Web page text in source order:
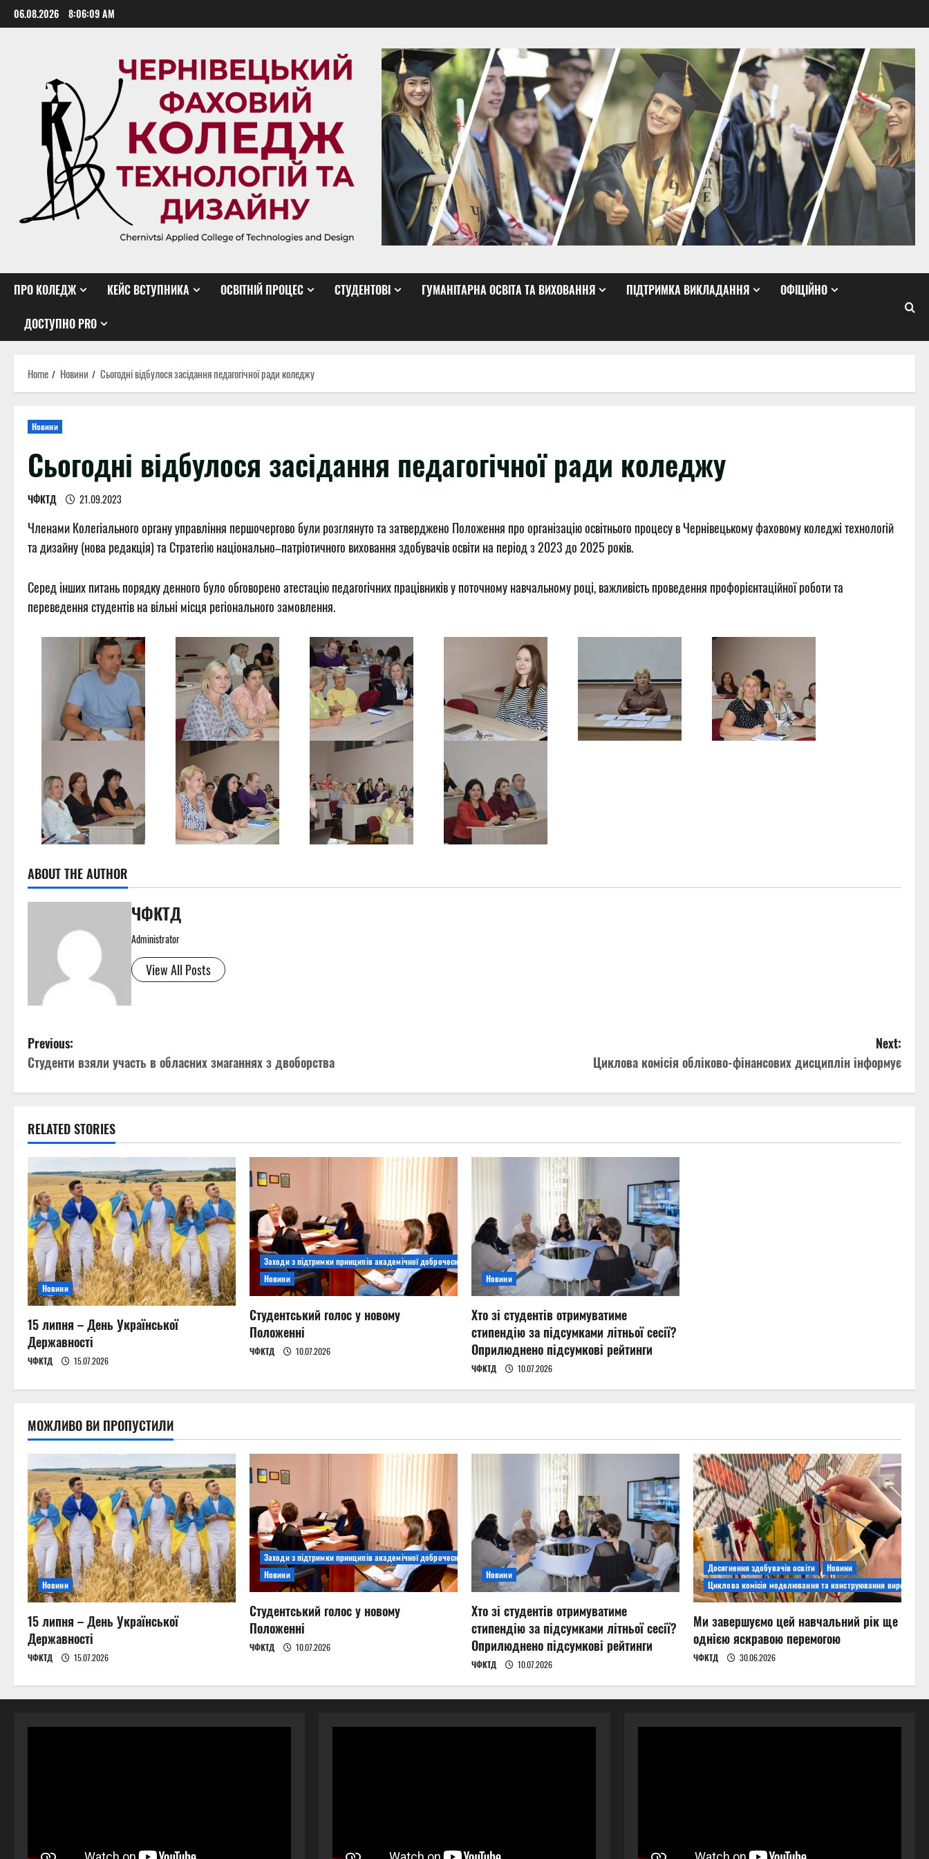
Skip
to
06.08.2026 8:06:10 AM
ПРО КОЛЕДЖ КЕЙС ВСТУПНИКА ОСВІТНІЙ ПРОЦЕС СТУДЕНТОВІ ГУМАНІТАРНА ОСВІТА ТА ВИХОВАННЯ ПІДТРИМКА ВИКЛАДАННЯ ОФІЦІЙНО
ДОСТУПНО PRO
Home Новини Сьогодні відбулося засідання педагогічної ради коледжу
Новини
Сьогодні відбулося засідання педагогічної ради коледжу
ЧФКТД 21.09.2023
Членами Колегіального органу управління першочергово були розглянуто та затверджено Положення про організацію освітнього процесу в Чернівецькому фаховому коледжі технологій
та дизайну (нова редакція) та Стратегію національно–патріотичного виховання здобувачів освіти на період з 2023 до 2025 років.
Серед інших питань порядку денного було обговорено атестацію педагогічних працівників у поточному навчальному році, важливість проведення профорієнтаційної роботи та
переведення студентів на вільні місця регіонального замовлення.
ABOUT THE AUTHOR
ЧФКТД
Administrator
View All Posts
P
o
t
n
a
v
i
g
a
t
i
o
n
Previous:
Студенти взяли участь в обласних змаганнях з двоборства
Next:
Циклова комісія обліково-фінансових дисциплін інформує
RELATED STORIES
Новини
15 липня – День Української
Державності
ЧФКТД 15.07.2026
Заходи з підтримки принципів академічної доброчесності
Новини
Студентський голос у новому
Положенні
ЧФКТД 10.07.2026
Новини
Хто зі студентів отримуватиме
стипендію за підсумками літньої сесії?
Оприлюднено підсумкові рейтинги
ЧФКТД 10.07.2026
МОЖЛИВО ВИ ПРОПУСТИЛИ
Новини
15 липня – День Української
Державності
ЧФКТД 15.07.2026
Заходи з підтримки принципів академічної доброчесності
Новини
Студентський голос у новому
Положенні
ЧФКТД 10.07.2026
Новини
Хто зі студентів отримуватиме
стипендію за підсумками літньої сесії?
Оприлюднено підсумкові рейтинги
ЧФКТД 10.07.2026
Досягнення здобувачів освіти
Новини
Циклова комісія моделювання та конструювання виробів
Ми завершуємо цей навчальний рік ще
однією яскравою перемогою
ЧФКТД 30.06.2026